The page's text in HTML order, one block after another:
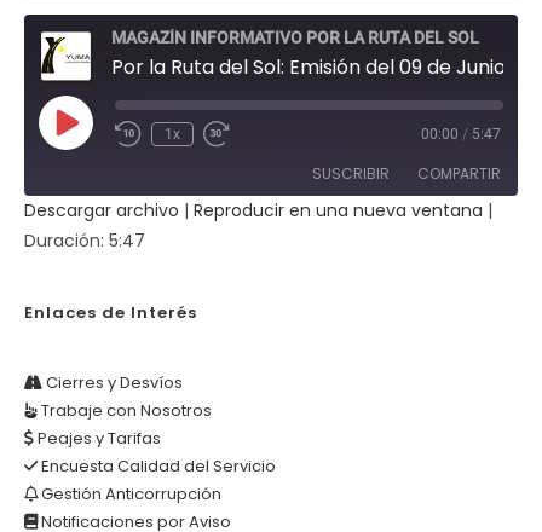
MAGAZÍN INFORMATIVO POR LA RUTA DEL SOL
Reproducir
episodioRebobinar
1x
Fast
seconds
00:00 / 5:47
SUSCRIBIR COMPARTIR
COMPAR
Descargar archivo | Reproducir en una nueva ventana |
Duración: 5:47
Enlaces de Interés
Cierres y Desvíos
Trabaje con Nosotros
Peajes y Tarifas
Encuesta Calidad del Servicio
Gestión Anticorrupción
Notificaciones por Aviso